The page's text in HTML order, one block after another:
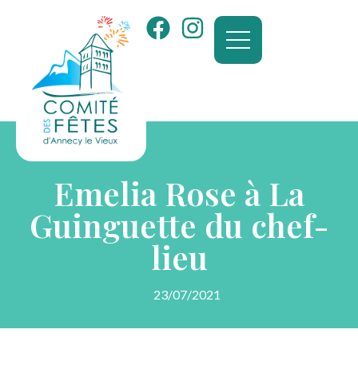
Emelia Rose à La
Guinguette du chef-
lieu
23/07/2021